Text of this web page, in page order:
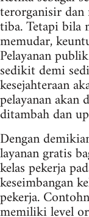
terorganisir dan
tiba. Tetapi
memudar,
Pelayanan
sedikit demi
kesejahteraan
pelayanan akan
ditambah dan
Dengan
layanan gratis
kelas pekerja
keseimbangan
pekerja.